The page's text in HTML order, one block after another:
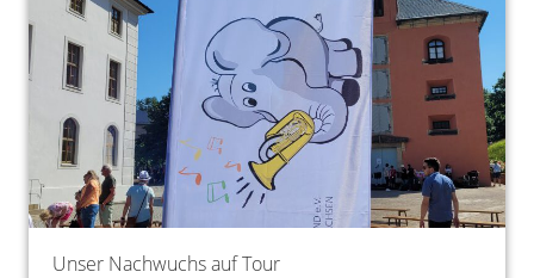
Unser Nachwuchs auf Tour